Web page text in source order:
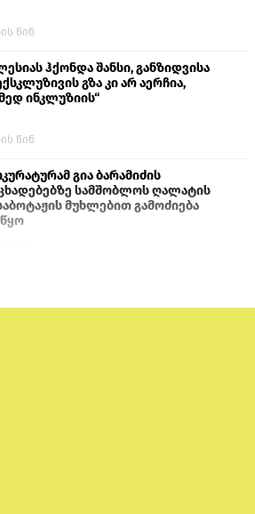
წინ
ჰქონდა შანსი, განზიდვისა
გზა კი არ აერჩია,
ინკლუზიის“
წინ
გია ბარამიძის
სამშობლოს ღალატის
მუხლებით გამოძიება
პირები, რომლებიც